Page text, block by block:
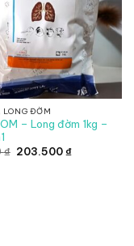
LONG ĐỜM
– Long đờm 1kg –
₫ Giá
203.500₫Giá